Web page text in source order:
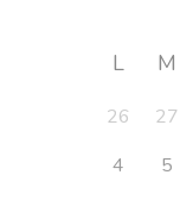
L M
26 27
4
5